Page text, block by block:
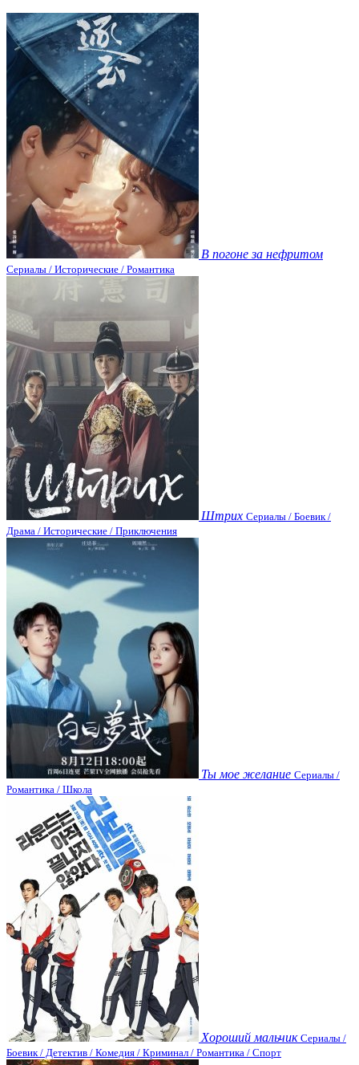
В погоне за нефритом
Сериалы / Исторические / Романтика
Штрих Сериалы / Боевик /
Драма / Исторические / Приключения
Ты мое желание Сериалы /
Романтика / Школа
Хороший мальчик Сериалы /
Боевик / Детектив / Комедия / Криминал / Романтика / Спорт